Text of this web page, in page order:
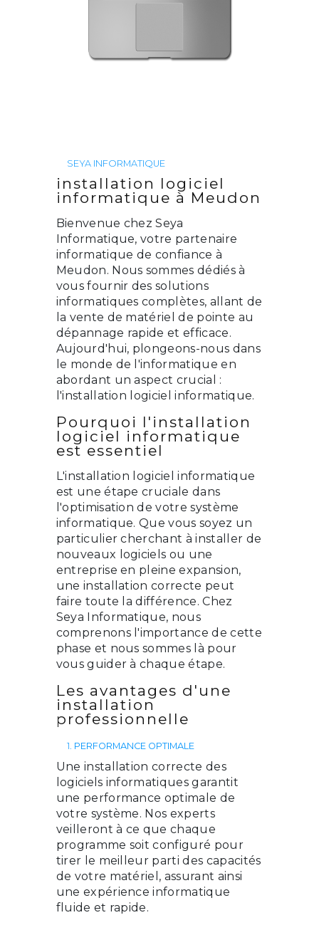
SEYA INFORMATIQUE
installation logiciel
informatique à Meudon
Bienvenue chez Seya
Informatique, votre partenaire
informatique de confiance à
Meudon. Nous sommes dédiés à
vous fournir des solutions
informatiques complètes, allant de
la vente de matériel de pointe au
dépannage rapide et efficace.
Aujourd'hui, plongeons-nous dans
le monde de l'informatique en
abordant un aspect crucial :
l'installation logiciel informatique.
Pourquoi l'installation
logiciel informatique
est essentiel
L'installation logiciel informatique
est une étape cruciale dans
l'optimisation de votre système
informatique. Que vous soyez un
particulier cherchant à installer de
nouveaux logiciels ou une
entreprise en pleine expansion,
une installation correcte peut
faire toute la différence. Chez
Seya Informatique, nous
comprenons l'importance de cette
phase et nous sommes là pour
vous guider à chaque étape.
Les avantages d'une
installation
professionnelle
1. PERFORMANCE OPTIMALE
Une installation correcte des
logiciels informatiques garantit
une performance optimale de
votre système. Nos experts
veilleront à ce que chaque
programme soit configuré pour
tirer le meilleur parti des capacités
de votre matériel, assurant ainsi
une expérience informatique
fluide et rapide.